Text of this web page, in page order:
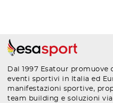
Dal 1997 Esatour promuove
eventi sportivi in Italia ed
manifestazioni sportive,
team building e soluzioni